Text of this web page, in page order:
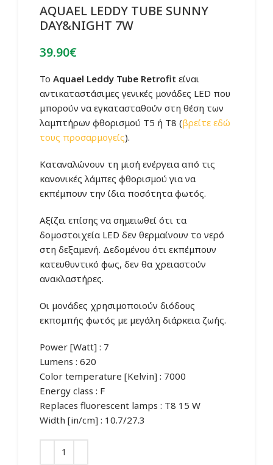
AQUAEL LEDDY TUBE SUNNY
DAY&NIGHT 7W
39.90€
Το Aquael Leddy Tube Retrofit είναι
αντικαταστάσιμες γενικές μονάδες LED που
μπορούν να εγκατασταθούν στη θέση των
λαμπτήρων φθορισμού T5 ή T8 (βρείτε εδώ
τους προσαρμογείς).
Καταναλώνουν τη μισή ενέργεια από τις
κανονικές λάμπες φθορισμού για να
εκπέμπουν την ίδια ποσότητα φωτός.
Αξίζει επίσης να σημειωθεί ότι τα
δομοστοιχεία LED δεν θερμαίνουν το νερό
στη δεξαμενή. Δεδομένου ότι εκπέμπουν
κατευθυντικό φως, δεν θα χρειαστούν
ανακλαστήρες.
Οι μονάδες χρησιμοποιούν διόδους
εκπομπής φωτός με μεγάλη διάρκεια ζωής.
Power [Watt] : 7
Lumens : 620
Color temperature [Kelvin] : 7000
Energy class : F
Replaces fluorescent lamps : T8 15 W
Width [in/cm] : 10.7/27.3